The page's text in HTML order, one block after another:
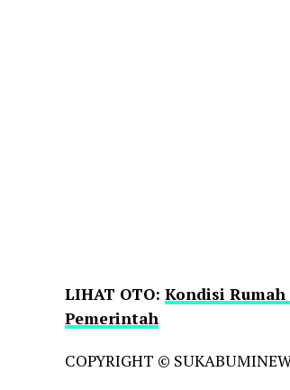
LIHAT OTO: Kondisi
Pemerintah
COPYRIGHT ©